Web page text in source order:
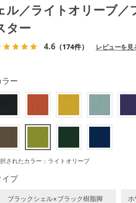
ル／ライトオリーブ／
ター
4.6 （174件） レビューを見
ラー
されたカラー：ライトオリーブ
イプ
ブラックシェル×ブラック樹脂脚